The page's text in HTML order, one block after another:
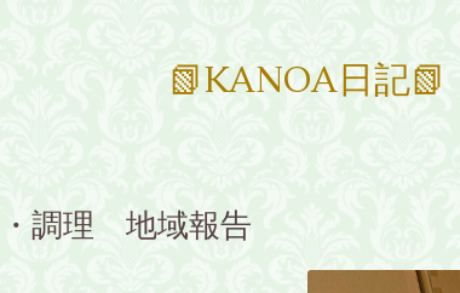
📗KANOA日記📗
調理 地域報告